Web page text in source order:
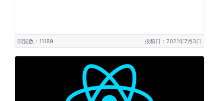
閲覧数：11189 投稿日：2021年7月3日